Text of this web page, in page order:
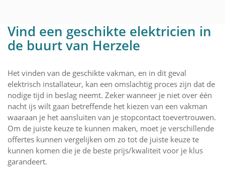
Vind een geschikte elektricien in
de buurt van Herzele
Het vinden van de geschikte vakman, en in dit geval
elektrisch installateur, kan een omslachtig proces zijn dat de
nodige tijd in beslag neemt. Zeker wanneer je niet over één
nacht ijs wilt gaan betreffende het kiezen van een vakman
waaraan je het aansluiten van je stopcontact toevertrouwen.
Om de juiste keuze te kunnen maken, moet je verschillende
offertes kunnen vergelijken om zo tot de juiste keuze te
kunnen komen die je de beste prijs/kwaliteit voor je klus
garandeert.